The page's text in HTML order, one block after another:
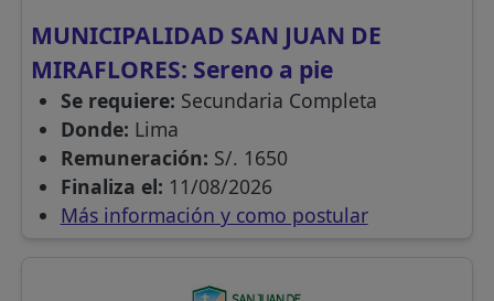
MUNICIPALIDAD SAN JUAN DE
MIRAFLORES: Sereno a pie
Se requiere: Secundaria Completa
Donde: Lima
Remuneración: S/. 1650
Finaliza el: 11/08/2026
Más información y como postular